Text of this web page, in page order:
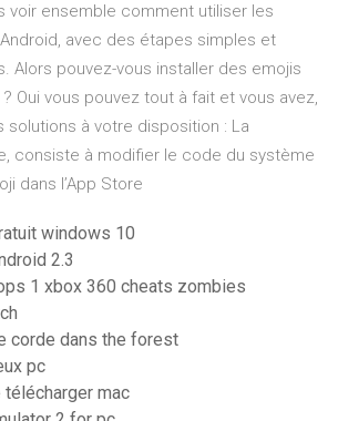
voir ensemble comment utiliser les
avec des étapes simples et
Alors pouvez-vous installer des emojis
Oui vous pouvez tout à fait et vous avez,
solutions à votre disposition : La
consiste à modifier le code du système
dans l’App Store
windows 10
2.3
1 xbox 360 cheats zombies
corde dans the forest
pc
mac